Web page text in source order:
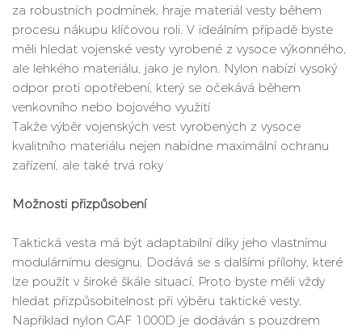
za robustních podmínek, hraje materiál vesty během
procesu nákupu klíčovou roli. V ideálním případě byste
měli hledat vojenské vesty vyrobené z vysoce výkonného, ​​
ale lehkého materiálu, jako je nylon. Nylon nabízí vysoký
odpor proti opotřebení, který se očekává během
venkovního nebo bojového využití
Takže výběr vojenských vest vyrobených z vysoce
kvalitního materiálu nejen nabídne maximální ochranu
zařízení, ale také trvá roky
Možnosti přizpůsobení
Taktická vesta má být adaptabilní díky jeho vlastnímu
modulárnímu designu. Dodává se s dalšími přílohy, které
lze použít v široké škále situací. Proto byste měli vždy
hledat přizpůsobitelnost při výběru taktické vesty.
Například nylon GAF 1000D je dodáván s pouzdrem